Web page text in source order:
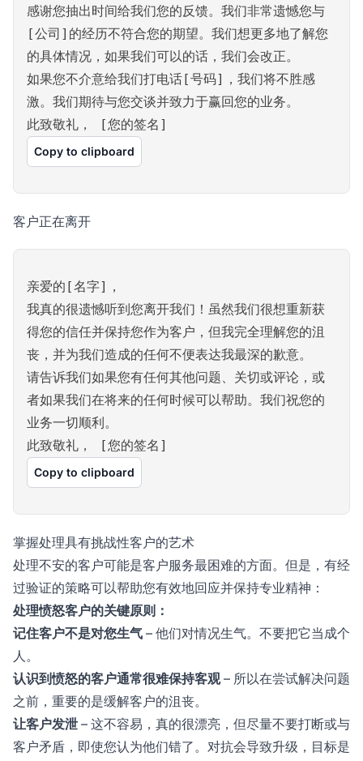
感谢您抽出时间给我们您的反馈。我们非常遗憾您与
[公司]的经历不符合您的期望。我们想更多地了解您
的具体情况，如果我们可以的话，我们会改正。
如果您不介意给我们打电话[号码]，我们将不胜感
激。我们期待与您交谈并致力于赢回您的业务。
此致敬礼， [您的签名]
Copy to clipboard
客户正在离开
亲爱的[名字]，
我真的很遗憾听到您离开我们！虽然我们很想重新获
得您的信任并保持您作为客户，但我完全理解您的沮
丧，并为我们造成的任何不便表达我最深的歉意。
请告诉我们如果您有任何其他问题、关切或评论，或
者如果我们在将来的任何时候可以帮助。我们祝您的
业务一切顺利。
此致敬礼， [您的签名]
Copy to clipboard
掌握处理具有挑战性客户的艺术
处理不安的客户可能是客户服务最困难的方面。但是，有经
过验证的策略可以帮助您有效地回应并保持专业精神：
处理愤怒客户的关键原则：
记住客户不是对您生气 – 他们对情况生气。不要把它当成个
人。
认识到愤怒的客户通常很难保持客观– 所以在尝试解决问题
之前，重要的是缓解客户的沮丧。
让客户发泄 – 这不容易，真的很漂亮，但尽量不要打断或与
客户矛盾，即使您认为他们错了。对抗会导致升级，目标是